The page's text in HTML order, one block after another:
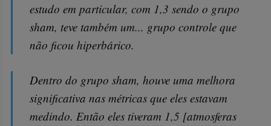
estudo em particular, com 1,3 sendo o grupo
sham, teve também um... grupo controle que
não ficou hiperbárico.
Dentro do grupo sham, houve uma melhora
significativa nas métricas que eles estavam
medindo. Então eles tiveram 1,5 [atmosferas